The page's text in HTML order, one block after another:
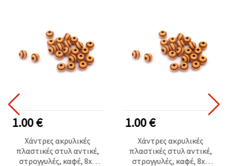
1.00 €
Χάντρες ακρυλικές
πλαστικές στυλ αντικέ,
στρογγυλές, καφέ, 8x9
1.00 €
Χάντρες ακρυλικές
πλαστικές στυλ αντικέ,
στρογγυλές, καφέ, 8x9